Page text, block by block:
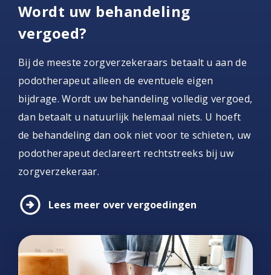
Wordt uw behandeling
vergoed?
Bij de meeste zorgverzekeraars betaalt u aan de
podotherapeut alleen de eventuele eigen
bijdrage. Wordt uw behandeling volledig vergoed,
dan betaalt u natuurlijk helemaal niets. U hoeft
de behandeling dan ook niet voor te schieten, uw
podotherapeut declareert rechtstreeks bij uw
zorgverzekeraar.
arrow_circle_right Lees meer over vergoedingen